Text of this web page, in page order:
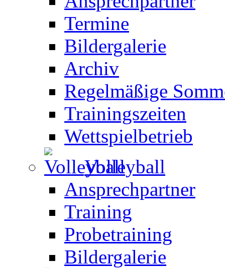
Termine
Bildergalerie
Archiv
Regelmäßige
Trainingszeiten
Wettspielbetrieb
Volleyball
Ansprechpartner
Training
Probetraining
Bildergalerie